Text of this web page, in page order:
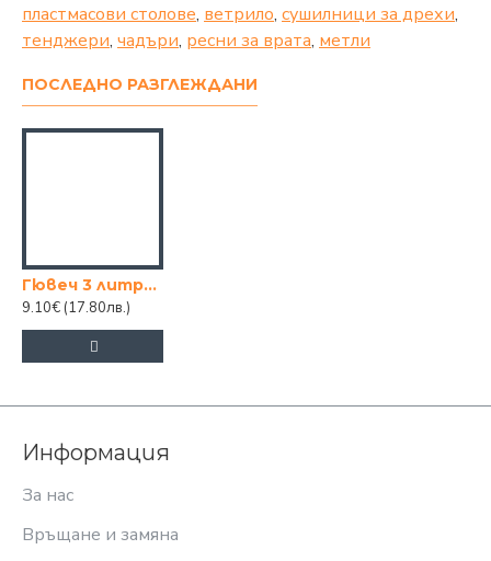
пластмасови столове, ветрило, сушилници за дрехи,
тенджери, чадъри, ресни за врата, метли
ПОСЛЕДНО РАЗГЛЕЖДАНИ
Гювеч 3 литра троянска шарка
9.10€ (17.80лв.)
Информация
За нас
Връщане и замяна